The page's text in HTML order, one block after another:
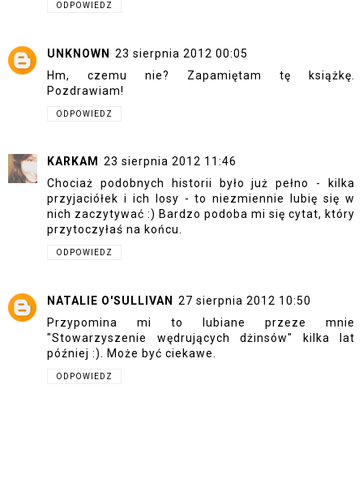
ODPOWIEDZ
UNKNOWN 23 sierpnia 2012 00:05
Hm, czemu nie? Zapamiętam tę książkę.
Pozdrawiam!
ODPOWIEDZ
KARKAM
23 sierpnia 2012 11:46
Chociaż podobnych historii było już pełno - kilka
przyjaciółek i ich losy - to niezmiennie lubię się w
nich zaczytywać :) Bardzo podoba mi się cytat, który
przytoczyłaś na końcu.
ODPOWIEDZ
NATALIE O'SULLIVAN 27 sierpnia 2012 10:50
Przypomina mi to lubiane przeze mnie
"Stowarzyszenie wędrujących dżinsów" kilka lat
później :). Może być ciekawe.
ODPOWIEDZ